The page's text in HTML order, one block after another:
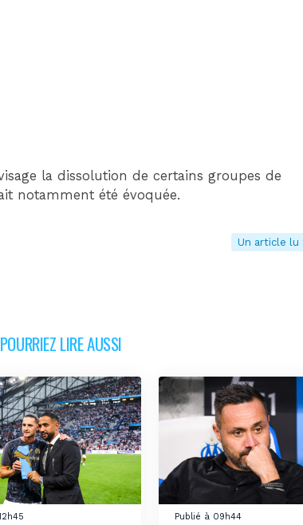
la dissolution de certains groupes de
notamment été évoquée.
Un article lu
LIRE AUSSI
Publié à 09h44